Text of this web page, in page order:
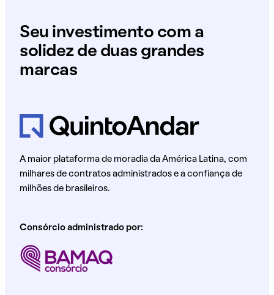
Seu investimento com a
solidez de duas grandes
marcas
A maior plataforma de moradia da América Latina, com
milhares de contratos administrados e a confiança de
milhões de brasileiros.
Consórcio administrado por: